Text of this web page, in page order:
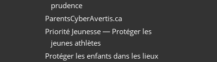
prudence
ParentsCyberAvertis.ca
Priorité Jeunesse — Protéger les
jeunes athlètes
Protéger les enfants dans les lieux